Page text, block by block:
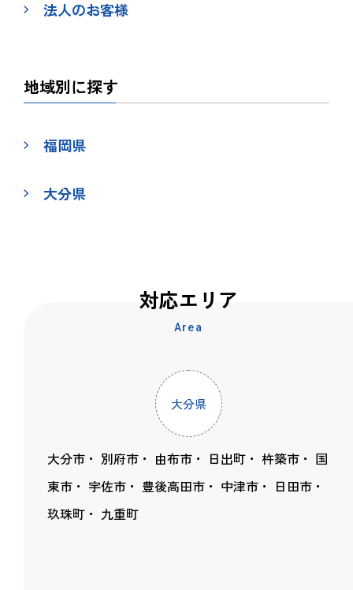
法人のお客様
地域別に探す
福岡県
大分県
対応エリア
Area
大分県
大分市 別府市 由布市 日出町 杵築市
国
東市
宇佐市 豊後高田市 中津市
日田市
玖珠町
九重町